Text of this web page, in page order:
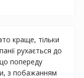
краще, тільки
рухається до
попереду
з побажанням